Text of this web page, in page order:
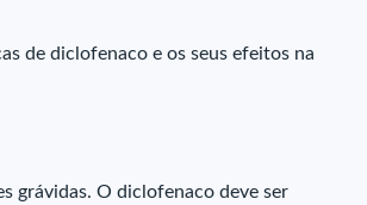
de diclofenaco e os seus efeitos na
grávidas. O diclofenaco deve ser